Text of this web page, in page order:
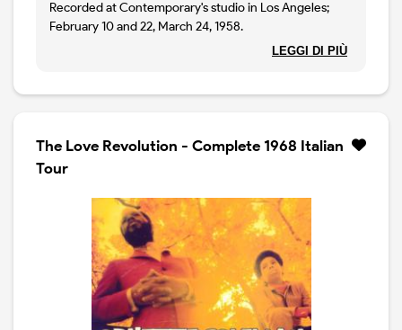
Recorded at Contemporary's studio in Los Angeles;
February 10 and 22, March 24, 1958.
All selection composed by Ornette Coleman.LEGGI DI PIÙ
The Love Revolution - Complete 1968 Italian
Tour